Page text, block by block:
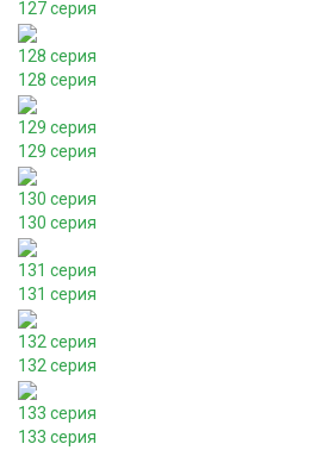
127 серия
128 серия
128 серия
129 серия
129 серия
130 серия
130 серия
131 серия
131 серия
132 серия
132 серия
133 серия
133 серия